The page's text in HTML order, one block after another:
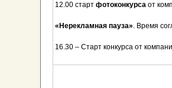
12.00 старт фотоконкурса от
«Нерекламная пауза». Время
16.30 – Старт конкурса от